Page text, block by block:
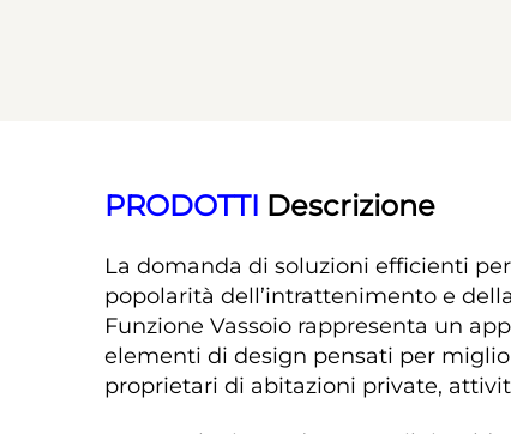
PRODOTTI Descrizione
La domanda di soluzioni efficienti
popolarità dell’intrattenimento e
Funzione Vassoio rappresenta un
elementi di design pensati per
proprietari di abitazioni private,